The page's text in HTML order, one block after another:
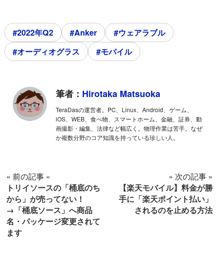
#2022年Q2 #Anker
#ウェアラブル
#オーディオグラス
#モバイル
筆者： Hirotaka Matsuoka
TeraDasの運営者。PC、Linux、Android、ゲーム、
iOS、WEB、食べ物、スマートホーム、金融、証券、動
画撮影・編集、法律など幅広く。物理作業は苦手。なぜ
か複数分野のコア知識を持っている珍しい人。
« 前の記事 «
トリイソースの「桶底のち
から」が売ってない！
→「桶底ソース」へ商品
名・パッケージ変更されて
ます
» 次の記事 »
【楽天モバイル】料金が勝
手に「楽天ポイント払い」
されるのを止める方法